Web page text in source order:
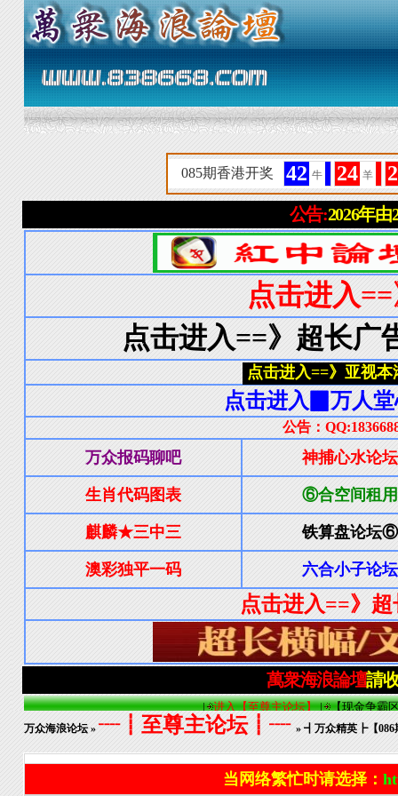
万众海浪论坛» ┈┋至尊主论坛┋┈ » ┫万众精英┣【086
当网络繁忙时请选择：